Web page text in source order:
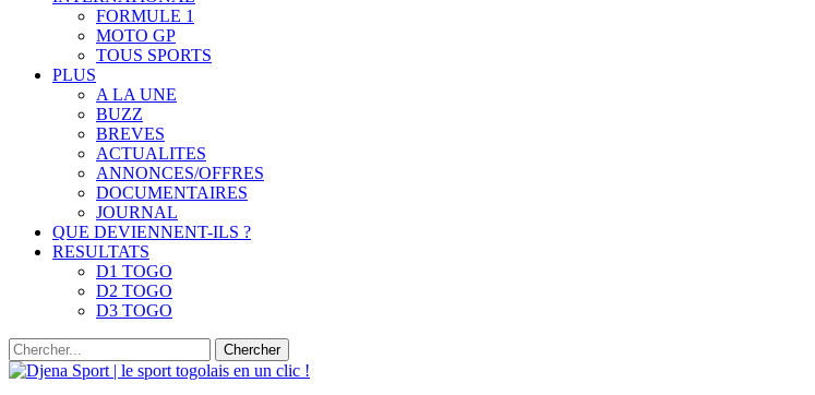
FORMULE 1
MOTO GP
TOUS SPORTS
PLUS
A LA UNE
BUZZ
BREVES
ACTUALITES
ANNONCES/OFFRES
DOCUMENTAIRES
JOURNAL
QUE DEVIENNENT-ILS ?
RESULTATS
D1 TOGO
D2 TOGO
D3 TOGO